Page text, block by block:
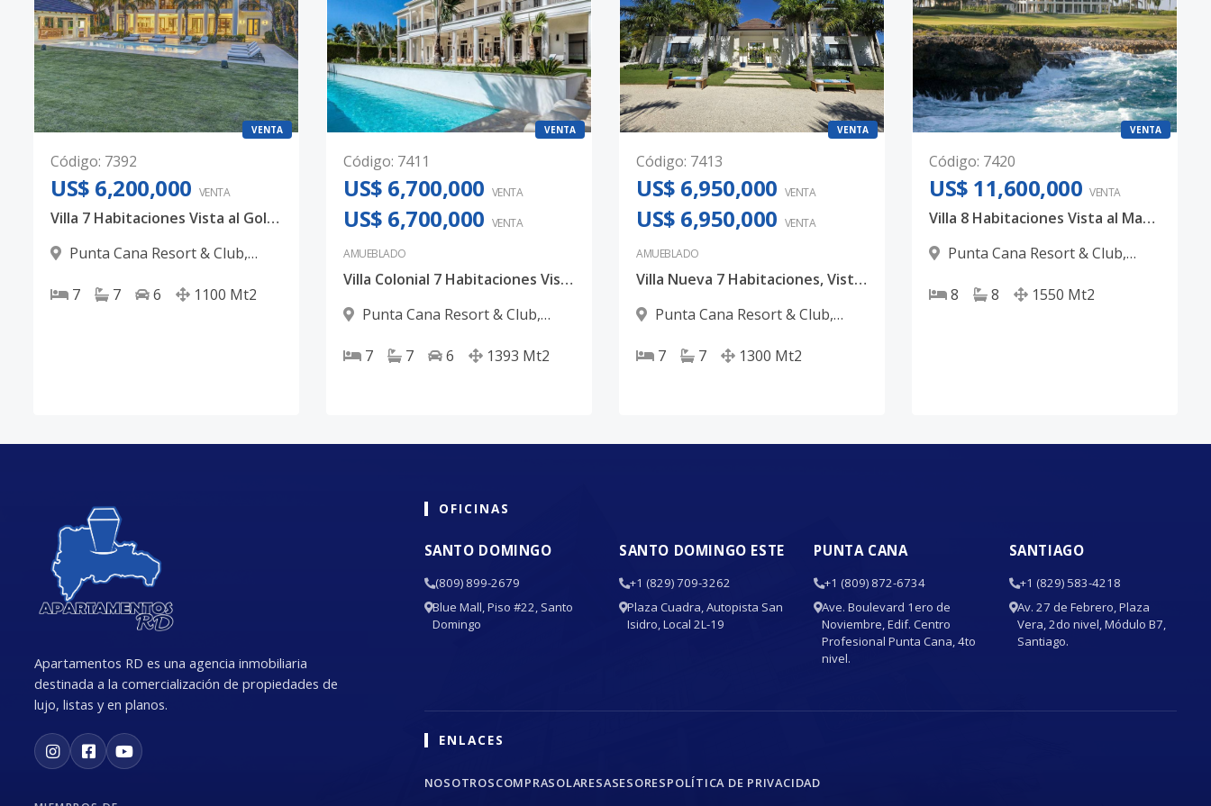
VENTA
Código: 7392
US$ 6,200,000 VENTA
Villa 7 Habitaciones Vista al Golf Corales Puntacana Resort & Club
Punta Cana Resort & Club,
7
7 6 1100 Mt2
VENTA
Código: 7411
US$ 6,700,000 VENTA
US$ 6,700,000 VENTA
AMUEBLADO
Villa Colonial 7 Habitaciones Vista Golf Corales Puntacana Resort & Club
Punta Cana Resort & Club,
7
7 6 1393 Mt2
VENTA
Código: 7413
US$ 6,950,000 VENTA
US$ 6,950,000 VENTA
AMUEBLADO
Villa Nueva 7 Habitaciones, Vista al Golf Corales Puntacana Resort & Club
Punta Cana Resort & Club,
7
7 1300 Mt2
VENTA
Código: 7420
US$ 11,600,000 VENTA
Villa 8 Habitaciones Vista al Mar y Golf en Corales Puntacana Resort & Club
Punta Cana Resort & Club,
8
8 1550 Mt2
Apartamentos RD es una agencia inmobiliaria
destinada a la comercialización de propiedades de
lujo, listas y en planos.
OFICINAS
SANTO DOMINGO
(809) 899-2679
Blue Mall, Piso #22, Santo
Domingo
SANTO DOMINGO ESTE
+1 (829) 709-3262
Plaza Cuadra, Autopista San
Isidro, Local 2L-19
PUNTA CANA
+1 (809) 872-6734
Ave. Boulevard 1ero de
Noviembre, Edif. Centro
Profesional Punta Cana, 4to
nivel.
SANTIAGO
+1 (829) 583-4218
Av. 27 de Febrero, Plaza
Vera, 2do nivel, Módulo B7,
Santiago.
ENLACES
NOSOTROSCOMPRASOLARESASESORESPOLÍTICA DE PRIVACIDAD